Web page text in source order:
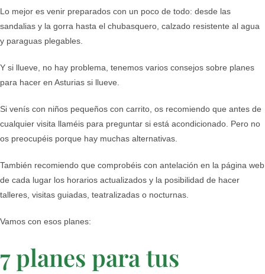
Lo mejor es venir preparados con un poco de todo: desde las
sandalias y la gorra hasta el chubasquero, calzado resistente al agua
y paraguas plegables.
Y si llueve, no hay problema, tenemos varios consejos sobre planes
para hacer en Asturias si llueve.
Si venís con niños pequeños con carrito, os recomiendo que antes de
cualquier visita llaméis para preguntar si está acondicionado. Pero no
os preocupéis porque hay muchas alternativas.
También recomiendo que comprobéis con antelación en la página web
de cada lugar los horarios actualizados y la posibilidad de hacer
talleres, visitas guiadas, teatralizadas o nocturnas.
Vamos con esos planes:
7 planes para tus